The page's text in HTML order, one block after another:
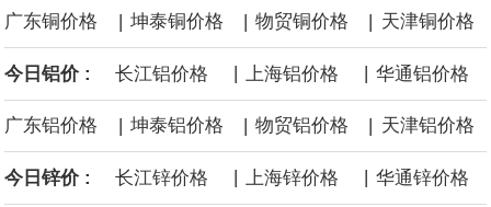
面战舰项目之一。 根据CBO的初步估算，首舰造价约234亿美元，
后续14艘平均每艘约180亿美元。
黄金价格有望录得自今年1月以来最大单周涨幅。油价走弱为金价提
供支撑，同时投资者正等待美国非农就业数据，以寻找美国利率前
广东铜价格 | 坤泰铜价格 | 物贸铜价格 | 天津铜价格
今日铝价 : 长江铝价格 上海铝价格 华通铝价格
广东铝价格 | 坤泰铝价格 | 物贸铝价格 | 天津铝价格
今日锌价 : 长江锌价格 上海锌价格 华通锌价格